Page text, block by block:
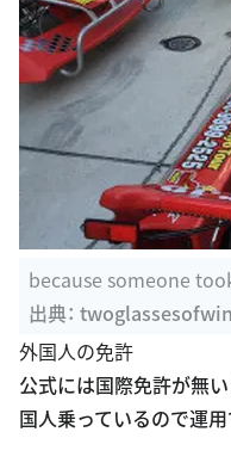
because someone
出典：
外国人の免許
公式には国際免許が無
国人乗っているので運